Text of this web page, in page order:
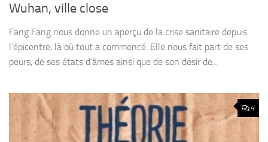
Wuhan, ville close
Fang Fang nous donne un aperçu de la crise sanitaire depuis
l’épicentre, là où tout a commencé. Elle nous fait part de ses
peurs, de ses états d’âmes ainsi que de son désir de...
4